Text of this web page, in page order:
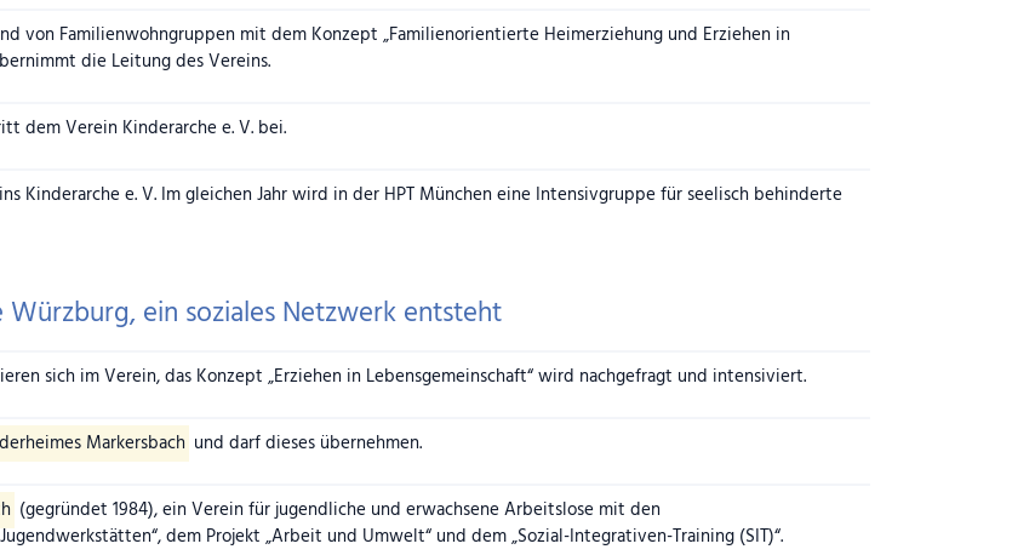
von Familienwohngruppen mit dem Konzept „Familienorientierte Heimerziehung und Erziehen in
die Leitung des Vereins.
dem Verein Kinderarche e. V. bei.
Kinderarche e. V. Im gleichen Jahr wird in der HPT München eine Intensivgruppe für seelisch behinderte
ein soziales Netzwerk entsteht
sich im Verein, das Konzept „Erziehen in Lebensgemeinschaft“ wird nachgefragt und intensiviert.
Markersbach und darf dieses übernehmen.
(gegründet 1984), ein Verein für jugendliche und erwachsene Arbeitslose mit den
dem Projekt „Arbeit und Umwelt“ und dem „Sozial-Integrativen-Training (SIT)“.